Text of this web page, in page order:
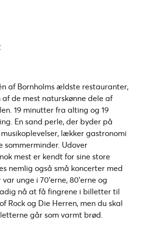
af Bornholms ældste restauranter,
de mest naturskønne dele af
19 minutter fra alting og 19
En sand perle, der byder på
lækker gastronomi
sommerminder. Udover
mest er kendt for sine store
nemlig også små koncerter med
unge i 70’erne, 80’erne og
nå at få fingrene i billetter til
Rock og Die Herren, men du skal
går som varmt brød.